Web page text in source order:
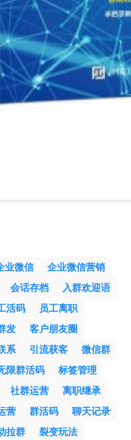
业微信
企业微信营销
会话存档
入群欢迎语
活码
员工离职
发
客户朋友圈
系 引流获客
微信群
限群活码
标签管理
社群运营
离职继承
营 群活码
聊天记录
拉群
裂变玩法